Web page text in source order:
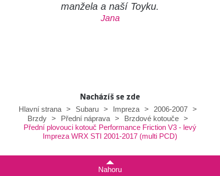
manžela a naší Toyku.
Jana
Nacházíš se zde
Hlavní strana
> Subaru > Impreza > 2006-2007
>
Brzdy
> Přední náprava > Brzdové kotouče
>
Přední plovouci kotouč Performance Friction V3 - levý
Impreza WRX STI 2001-2017 (multi PCD)
Nahoru